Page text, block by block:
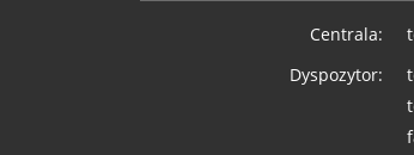
Centrala:
Dyspozytor: